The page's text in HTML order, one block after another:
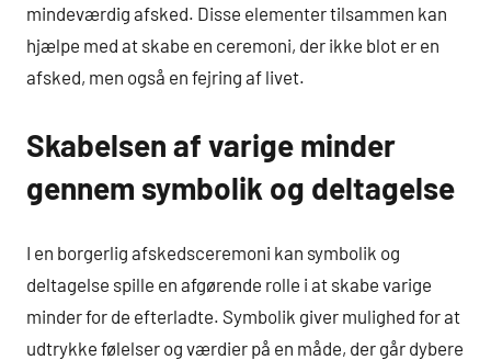
mindeværdig afsked. Disse elementer tilsammen kan
hjælpe med at skabe en ceremoni, der ikke blot er en
afsked, men også en fejring af livet.
Skabelsen af varige minder
gennem symbolik og deltagelse
I en borgerlig afskedsceremoni kan symbolik og
deltagelse spille en afgørende rolle i at skabe varige
minder for de efterladte. Symbolik giver mulighed for at
udtrykke følelser og værdier på en måde, der går dybere